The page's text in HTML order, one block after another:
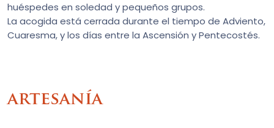
huéspedes en soledad y pequeños grupos.
La acogida está cerrada durante el tiempo de Adviento,
Cuaresma, y los días entre la Ascensión y Pentecostés.
artesanía